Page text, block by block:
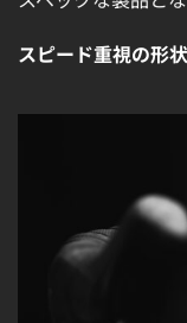
スピード重視の形状